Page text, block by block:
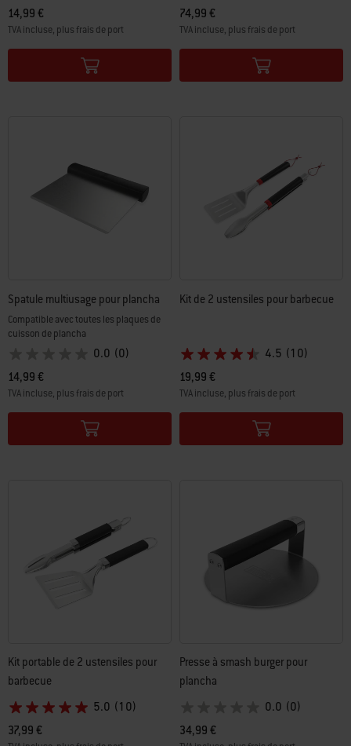
14,99 €
TVA incluse, plus frais de port
Color Options
74,99 €
TVA incluse, plus frais de port
Color Options
Spatule multiusage pour plancha
Compatible avec toutes les plaques de
cuisson de plancha
0.0 (0)
14,99 €
TVA incluse, plus frais de port
Color Options
Kit de 2 ustensiles pour barbecue
4.5 (10)
19,99 €
TVA incluse, plus frais de port
Color Options
Kit portable de 2 ustensiles pour
barbecue
5.0 (10)
37,99 €
Presse à smash burger pour
plancha
0.0 (0)
34,99 €